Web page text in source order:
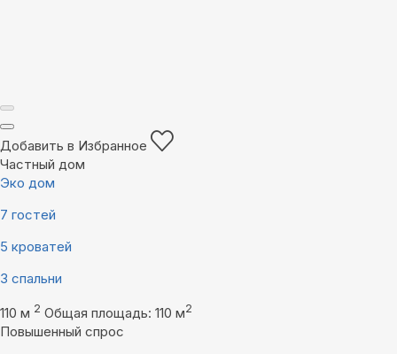
Добавить в Избранное
Частный дом
Эко дом
7 гостей
5 кроватей
3 спальни
110 м 2 Общая площадь: 110 м2
Повышенный спрос